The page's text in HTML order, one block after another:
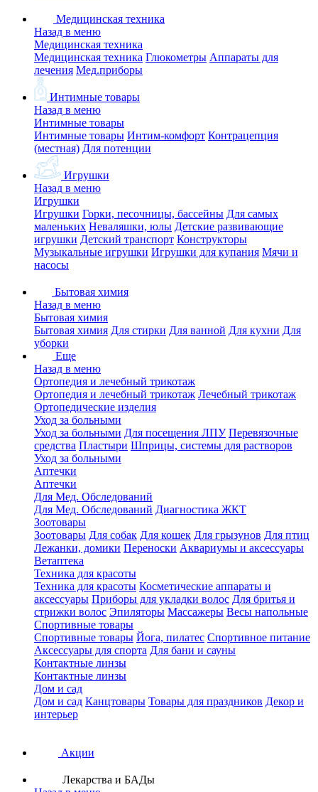
Медицинская техника
Назад в меню
Медицинская техника
Медицинская техника Глюкометры Аппараты для
лечения Мед.приборы
Интимные товары
Назад в меню
Интимные товары
Интимные товары Интим-комфорт Контрацепция
(местная) Для потенции
Игрушки
Назад в меню
Игрушки
Игрушки Горки, песочницы, бассейны Для самых
маленьких Неваляшки, юлы Детские развивающие
игрушки Детский транспорт Конструкторы
Музыкальные игрушки Игрушки для купания Мячи и
насосы
Бытовая химия
Назад в меню
Бытовая химия
Бытовая химия Для стирки Для ванной Для кухни Для
уборки
Еще
Назад в меню
Ортопедия и лечебный трикотаж
Ортопедия и лечебный трикотаж Лечебный трикотаж
Ортопедические изделия
Уход за больными
Уход за больными Для посещения ЛПУ Перевязочные
средства Пластыри Шприцы, системы для растворов
Уход за больными
Аптечки
Аптечки
Для Мед. Обследований
Для Мед. Обследований Диагностика ЖКТ
Зоотовары
Зоотовары Для собак Для кошек Для грызунов Для птиц
Лежанки, домики Переноски Аквариумы и аксессуары
Ветаптека
Техника для красоты
Техника для красоты Косметические аппараты и
аксессуары Приборы для укладки волос Для бритья и
стрижки волос Эпиляторы Массажеры Весы напольные
Спортивные товары
Спортивные товары Йога, пилатес Спортивное питание
Аксессуары для спорта Для бани и сауны
Контактные линзы
Контактные линзы
Дом и сад
Дом и сад Канцтовары Товары для праздников Декор и
интерьер
Акции
Лекарства и БАДы